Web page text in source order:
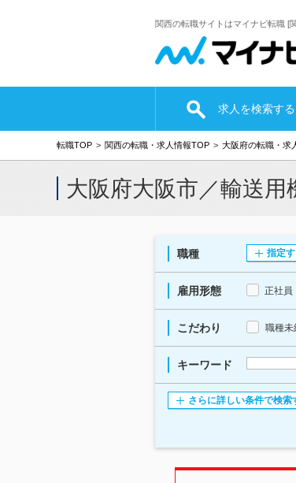
関西の転職サイトはマイナビ転職 [
求人を検索する
転職TOP 関西の転職・求人情報TOP 大阪府の転職・求
大阪府大阪市／輸送
職種 指定
雇用形態 正社員
こだわり 職種未
キーワード
さらに詳しい条件で検索